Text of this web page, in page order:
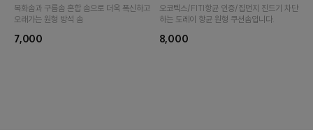
목화솜과 구름솜 혼합 솜으로 더욱 폭신하고
오래가는 원형 방석 솜
7,000
오코텍스/FITI항균 인증/집먼지 진드기 차단
하는 도레이 항균 원형 쿠션솜입니다.
8,000